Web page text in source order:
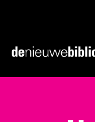
de
deGa